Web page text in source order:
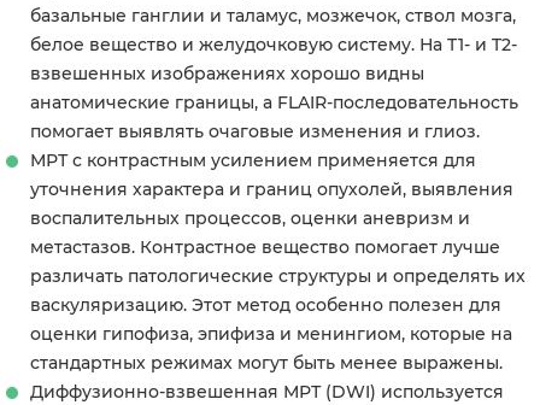
базальные ганглии и таламус, мозжечок, ствол мозга,
белое вещество и желудочковую систему. На T1- и T2-
взвешенных изображениях хорошо видны
анатомические границы, а FLAIR-последовательность
помогает выявлять очаговые изменения и глиоз.
МРТ с контрастным усилением применяется для
уточнения характера и границ опухолей, выявления
воспалительных процессов, оценки аневризм и
метастазов. Контрастное вещество помогает лучше
различать патологические структуры и определять их
васкуляризацию. Этот метод особенно полезен для
оценки гипофиза, эпифиза и менингиом, которые на
стандартных режимах могут быть менее выражены.
Диффузионно-взвешенная МРТ (DWI) используется